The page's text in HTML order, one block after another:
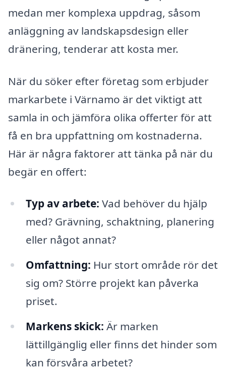
medan mer komplexa uppdrag, såsom
anläggning av landskapsdesign eller
dränering, tenderar att kosta mer.
När du söker efter företag som erbjuder
markarbete i Värnamo är det viktigt att
samla in och jämföra olika offerter för att
få en bra uppfattning om kostnaderna.
Här är några faktorer att tänka på när du
begär en offert:
Typ av arbete: Vad behöver du hjälp
med? Grävning, schaktning, planering
eller något annat?
Omfattning: Hur stort område rör det
sig om? Större projekt kan påverka
priset.
Markens skick: Är marken
lättillgänglig eller finns det hinder som
kan försvåra arbetet?